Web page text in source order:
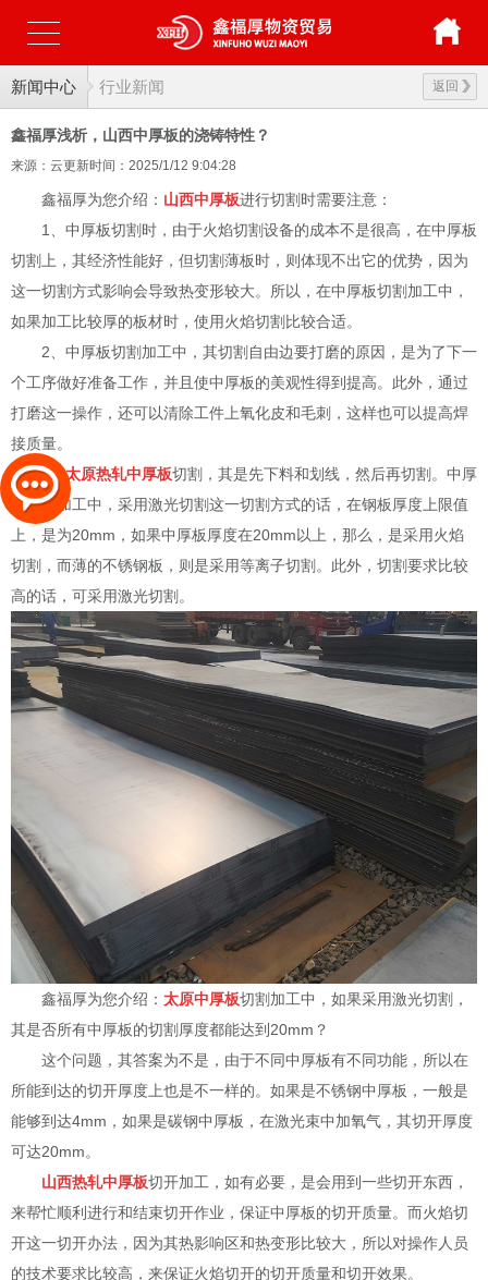
新闻中心 返回
行业新闻
鑫福厚浅析，山西中厚板的浇铸特性？
来源：云更新时间：2025/1/12 9:04:28
鑫福厚为您介绍： 山西中厚板进行切割时需要注意：
1、中厚板切割时，由于火焰切割设备的成本不是很高，在中厚板
切割上，其经济性能好，但切割薄板时，则体现不出它的优势，因为
这一切割方式影响会导致热变形较大。所以，在中厚板切割加工中，
如果加工比较厚的板材时，使用火焰切割比较合适。
2、中厚板切割加工中，其切割自由边要打磨的原因，是为了下一
个工序做好准备工作，并且使中厚板的美观性得到提高。此外，通过
打磨这一操作，还可以清除工件上氧化皮和毛刺，这样也可以提高焊
接质量。
3、太原热轧中厚板切割，其是先下料和划线，然后再切割。中厚
板切割加工中，采用激光切割这一切割方式的话，在钢板厚度上限值
上，是为20mm，如果中厚板厚度在20mm以上，那么，是采用火焰
切割，而薄的不锈钢板，则是采用等离子切割。此外，切割要求比较
高的话，可采用激光切割。
鑫福厚为您介绍： 太原中厚板切割加工中，如果采用激光切割，
其是否所有中厚板的切割厚度都能达到20mm？
这个问题，其答案为不是，由于不同中厚板有不同功能，所以在
所能到达的切开厚度上也是不一样的。如果是不锈钢中厚板，一般是
能够到达4mm，如果是碳钢中厚板，在激光束中加氧气，其切开厚度
可达20mm。
山西热轧中厚板切开加工，如有必要，是会用到一些切开东西，
来帮忙顺利进行和结束切开作业，保证中厚板的切开质量。而火焰切
开这一切开办法，因为其热影响区和热变形比较大，所以对操作人员
的技术要求比较高，来保证火焰切开的切开质量和切开效果。